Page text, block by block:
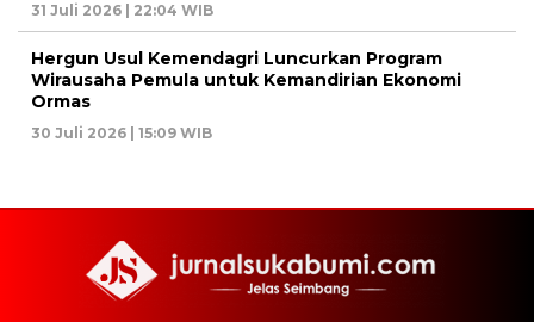
31 Juli 2026 | 22:04 WIB
Hergun Usul Kemendagri Luncurkan Program
Wirausaha Pemula untuk Kemandirian Ekonomi
Ormas
30 Juli 2026 | 15:09 WIB